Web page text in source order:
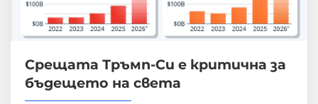
Срещата Тръмп-Си е критична за
бъдещето на света